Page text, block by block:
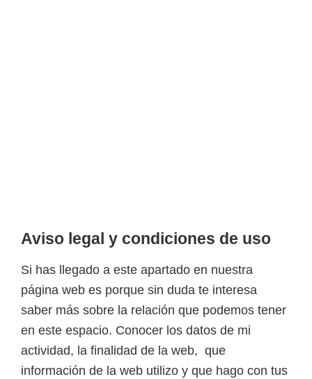
Aviso legal y condiciones de uso
Si has llegado a este apartado en nuestra
página web es porque sin duda te interesa
saber más sobre la relación que podemos tener
en este espacio. Conocer los datos de mi
actividad, la finalidad de la web, que
información de la web utilizo y que hago con tus